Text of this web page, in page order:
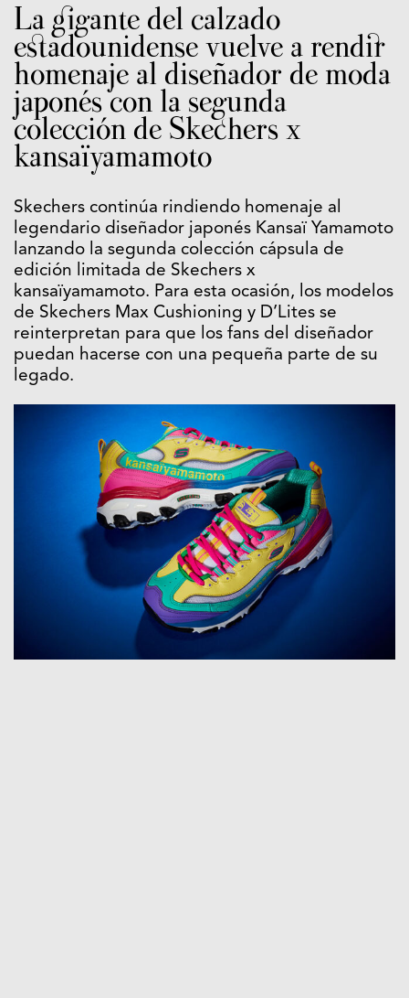
La gigante del calzado
estadounidense vuelve a rendir
homenaje al diseñador de moda
japonés con la segunda
colección de Skechers x
kansaïyamamoto
Skechers continúa rindiendo homenaje al
legendario diseñador japonés Kansaï Yamamoto
lanzando la segunda colección cápsula de
edición limitada de Skechers x
kansaïyamamoto. Para esta ocasión, los modelos
de Skechers Max Cushioning y D’Lites se
reinterpretan para que los fans del diseñador
puedan hacerse con una pequeña parte de su
legado.